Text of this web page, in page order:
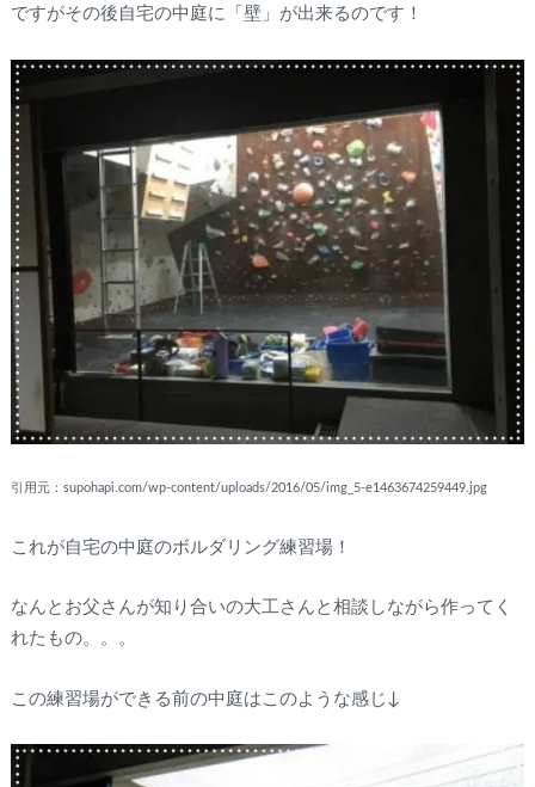
ですがその後自宅の中庭に「壁」が出来るのです！
引用元：supohapi.com/wp-content/uploads/2016/05/img_5-e1463674259449.jpg
これが自宅の中庭のボルダリング練習場！
なんとお父さんが知り合いの大工さんと相談しながら作ってく
れたもの。。。
この練習場ができる前の中庭はこのような感じ↓